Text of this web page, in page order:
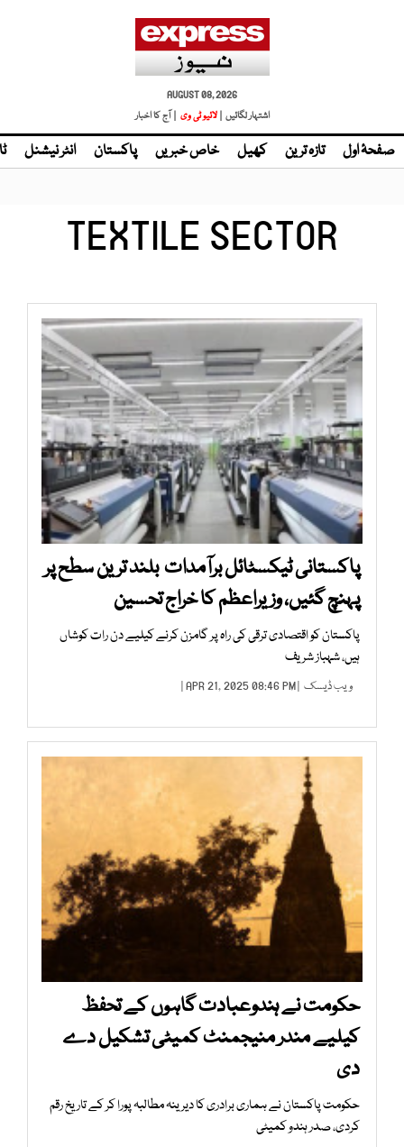
AUGUST 08, 2026
اشتہار لگائیں |
| آج کا اخبار
صفحۂ اول تازہ ترین کھیل خاص خبریں پاکستان انٹر نیشنل
TEXTILE SECTOR
پاکستانی ٹیکسٹائل برآمدات بلند ترین سطح پر
پہنچ گئیں، وزیراعظم کا خراج تحسین
پاکستان کو اقتصادی ترقی کی راہ پر گامزن کرنے کیلیے دن رات کوشاں
ہیں، شہباز شریف
ویب ڈیسک | APR 21, 2025 08:46 PM |
حکومت نے ہندوعبادت گاہوں کے تحفظ
کیلیے مندر منیجمنٹ کمیٹی تشکیل دے
دی
حکومت پاکستان نے ہماری برادری کا دیرینہ مطالبہ پورا کر کے تاریخ رقم
کردی، صدر ہندو کمیٹی